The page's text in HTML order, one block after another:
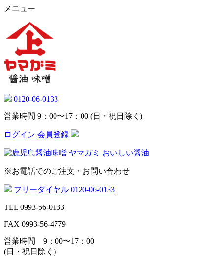
コ
ン
へ
ス
キ
プ
メニュー
0120-06-0133
営業時間 9：00〜17：00 (日・祝日除く)
ログイン 会員登録
※お電話でのご注文・お問い合わせ
フリーダイヤル 0120-06-0133
TEL 0993-56-0133
FAX 0993-56-4779
営業時間 9：00〜17：00
(日・祝日除く)